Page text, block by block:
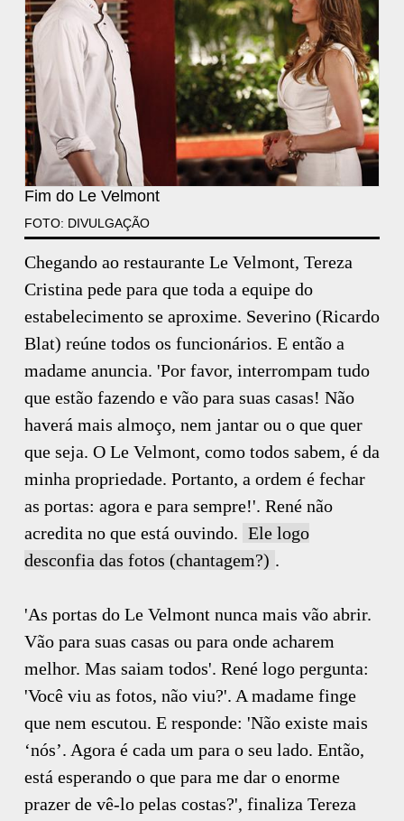
Fim do Le Velmont
FOTO: DIVULGAÇÃO
Chegando ao restaurante Le Velmont, Tereza
Cristina pede para que toda a equipe do
estabelecimento se aproxime. Severino (Ricardo
Blat) reúne todos os funcionários. E então a
madame anuncia. 'Por favor, interrompam tudo
que estão fazendo e vão para suas casas! Não
haverá mais almoço, nem jantar ou o que quer
que seja. O Le Velmont, como todos sabem, é da
minha propriedade. Portanto, a ordem é fechar
as portas: agora e para sempre!'. René não
acredita no que está ouvindo. Ele logo
desconfia das fotos (chantagem?) .
'As portas do Le Velmont nunca mais vão abrir.
Vão para suas casas ou para onde acharem
melhor. Mas saiam todos'. René logo pergunta:
'Você viu as fotos, não viu?'. A madame finge
que nem escutou. E responde: 'Não existe mais
‘nós’. Agora é cada um para o seu lado. Então,
está esperando o que para me dar o enorme
prazer de vê-lo pelas costas?', finaliza Tereza